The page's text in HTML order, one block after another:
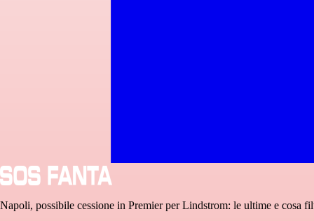
Napoli, possibile cessione in Premier per Lindstrom: le ultime e cosa